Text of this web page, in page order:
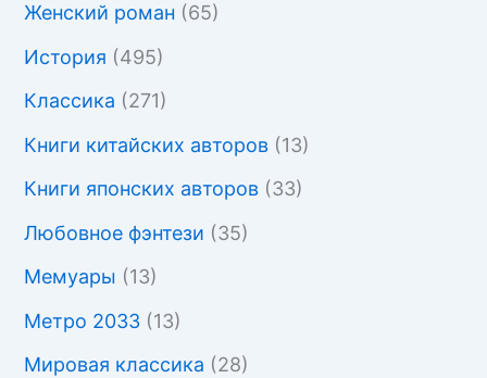
Женский роман (65)
История (495)
Классика (271)
Книги китайских авторов (13)
Книги японских авторов (33)
Любовное фэнтези (35)
Мемуары (13)
Метро 2033 (13)
Мировая классика (28)